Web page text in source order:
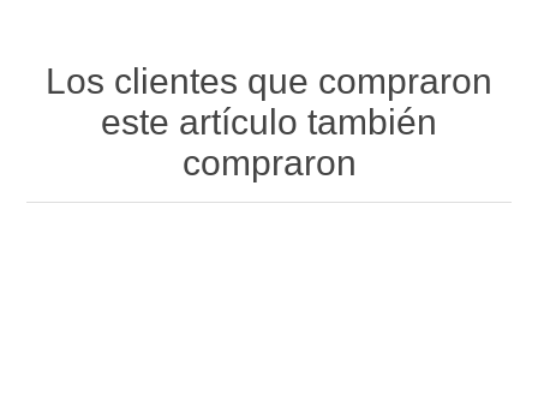
Los clientes que compraron
este artículo también
compraron